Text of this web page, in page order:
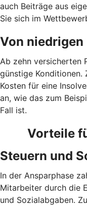
auch Beiträge aus
Sie sich im
Von
Ab zehn versicherten
günstige Konditionen.
Kosten für eine
an, wie das zum
Fall ist.
Vorteile
Steuern und
In der Ansparphase
Mitarbeiter durch die
und Sozialabgaben.